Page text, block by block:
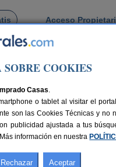
Acceso
COOKIES
Casas.
o tablet al visitar el
son las Cookies Técnicas y no
publicidad ajustada a tus
información en nuestra